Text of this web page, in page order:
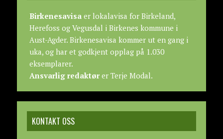
Birkenesavisaer lokalavisa for Birkeland,
Herefoss og Vegusdal i Birkenes kommune i
Aust-Agder. Birkenesavisa kommer ut en gang i
uka, og har et godkjent opplag på 1.030
eksemplarer.
Ansvarlig redaktører Terje Modal.
KONTAKT OSS